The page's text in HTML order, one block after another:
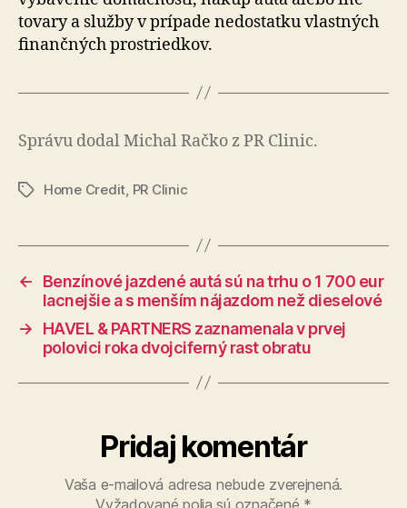
tovary a služby v prípade nedostatku vlastných
finančných prostriedkov.
Správu dodal Michal Račko z PR Clinic.
ZnačkyHome Credit PR Clinic
←
Benzínové jazdené autá sú na trhu o 1 700 eur
lacnejšie a s menším nájazdom než dieselové
→
HAVEL & PARTNERS zaznamenala v prvej
polovici roka dvojciferný rast obratu
Pridaj komentár
Vaša e-mailová adresa nebude zverejnená.
Vyžadované polia sú označené *